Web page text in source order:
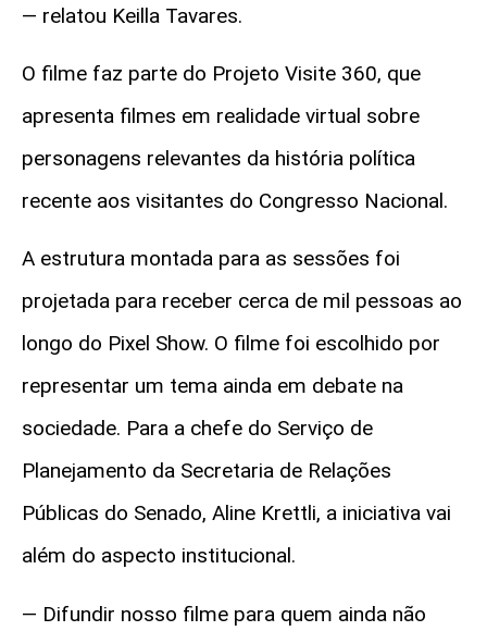
— relatou Keilla Tavares.
O filme faz parte do Projeto Visite 360, que
apresenta filmes em realidade virtual sobre
personagens relevantes da história política
recente aos visitantes do Congresso Nacional.
A estrutura montada para as sessões foi
projetada para receber cerca de mil pessoas ao
longo do Pixel Show. O filme foi escolhido por
representar um tema ainda em debate na
sociedade. Para a chefe do Serviço de
Planejamento da Secretaria de Relações
Públicas do Senado, Aline Krettli, a iniciativa vai
além do aspecto institucional.
— Difundir nosso filme para quem ainda não